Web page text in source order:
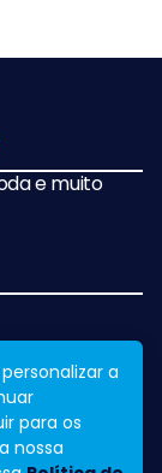
e muito
a
para os
nossa